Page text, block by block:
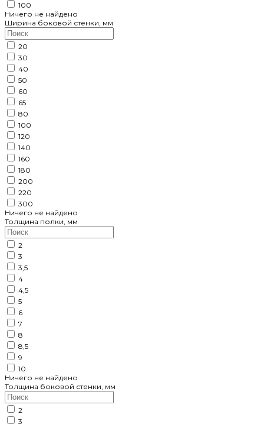
100
Ничего не найдено
Ширина боковой стенки, мм
20
30
40
50
60
65
80
100
120
140
160
180
200
220
300
Ничего не найдено
Толщина полки, мм
2
3
3,5
4
4,5
5
6
7
8
8,5
9
10
Ничего не найдено
Толщина боковой стенки, мм
2
3